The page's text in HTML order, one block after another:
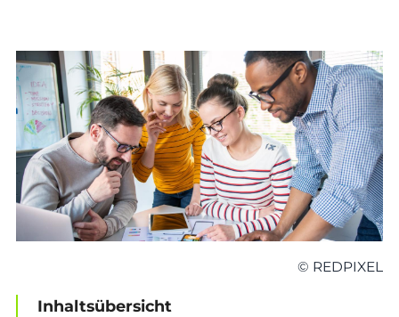
© REDPIXEL
Inhaltsübersicht